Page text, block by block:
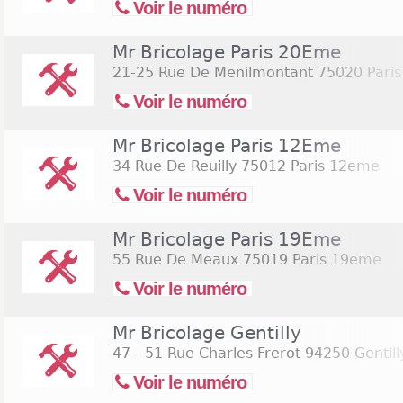
Voir le numéro
Mr Bricolage Paris 20Eme
21-25 Rue De Menilmontant 75020
Voir le numéro
Mr Bricolage Paris 12Eme
34 Rue De Reuilly 75012 Paris 12eme
Voir le numéro
Mr Bricolage Paris 19Eme
55 Rue De Meaux 75019 Paris 19eme
Voir le numéro
Mr Bricolage Gentilly
47 - 51 Rue Charles Frerot 94250
Voir le numéro